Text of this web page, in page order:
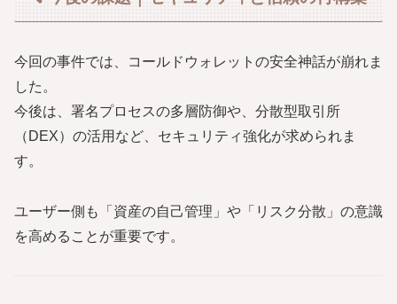
今回の事件では、コールドウォレットの安全神話が崩れま
した。
今後は、署名プロセスの多層防御や、分散型取引所
（DEX）の活用など、セキュリティ強化が求められま
す。
ユーザー側も「資産の自己管理」や「リスク分散」の意識
を高めることが重要です。